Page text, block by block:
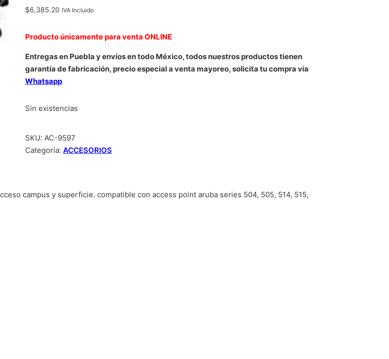
$6,385.20 IVA Incluido
Producto únicamente para venta ONLINE
Entregas en Puebla y envíos en todo México, todos nuestros productos tienen
garantía de fabricación, precio especial a venta mayoreo, solicita tu compra vía
Whatsapp
Sin existencias
SKU:AC-9597
Categoría:ACCESORIOS
campus y superficie. compatible con access point aruba series 504, 505, 514, 515,